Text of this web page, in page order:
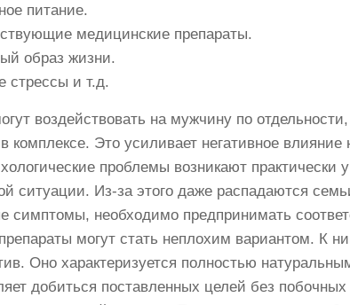
питание.
медицинские препараты.
образ жизни.
стрессы и т.д.
воздействовать на мужчину по
комплексе. Это усиливает негативное влияние
проблемы возникают практически
ситуации. Из-за этого даже распадаются
симптомы, необходимо предпринимать
могут стать неплохим вариантом. К
Оно характеризуется полностью
добиться поставленных целей без